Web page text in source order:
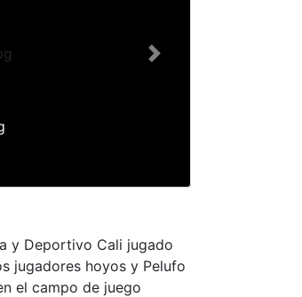
Next
y Deportivo Cali jugado
jugadores hoyos y Pelufo
el campo de juego